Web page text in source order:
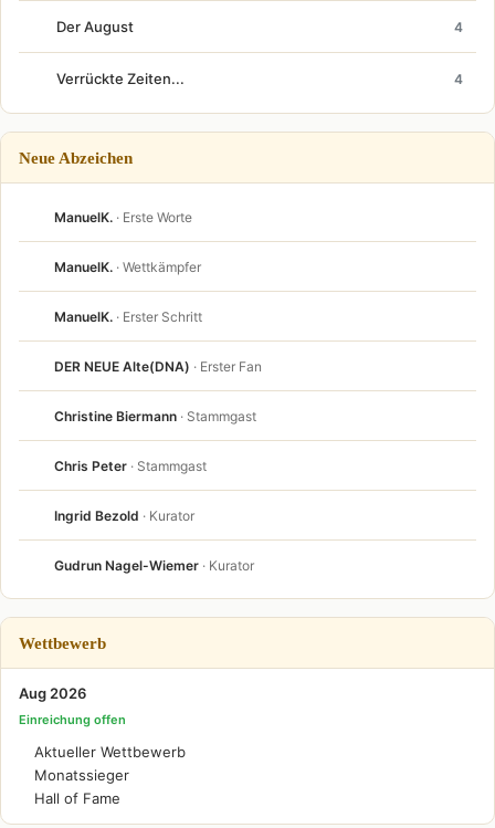
Der August 4
Verrückte Zeiten... 4
Neue Abzeichen
ManuelK. · Erste Worte
ManuelK. · Wettkämpfer
ManuelK. · Erster Schritt
DER NEUE Alte(DNA) · Erster Fan
Christine Biermann · Stammgast
Chris Peter · Stammgast
Ingrid Bezold · Kurator
Gudrun Nagel-Wiemer · Kurator
Wettbewerb
Aug 2026
Einreichung offen
Aktueller Wettbewerb
Monatssieger
Hall of Fame